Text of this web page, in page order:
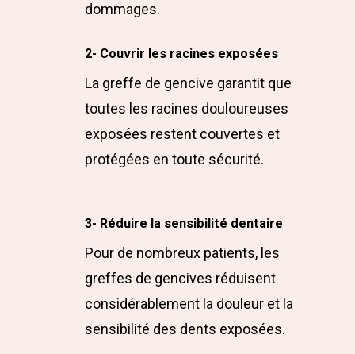
dommages.
2- Couvrir les racines exposées
La greffe de gencive garantit que
toutes les racines douloureuses
exposées restent couvertes et
protégées en toute sécurité.
3- Réduire la sensibilité dentaire
Pour de nombreux patients, les
greffes de gencives réduisent
considérablement la douleur et la
sensibilité des dents exposées.